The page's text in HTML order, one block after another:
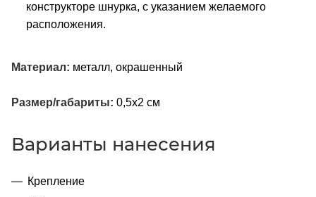
конструкторе шнурка, с указанием желаемого
расположения.
Материал: металл, окрашенный
Размер/габариты: 0,5x2 см
Варианты нанесения
Крепление